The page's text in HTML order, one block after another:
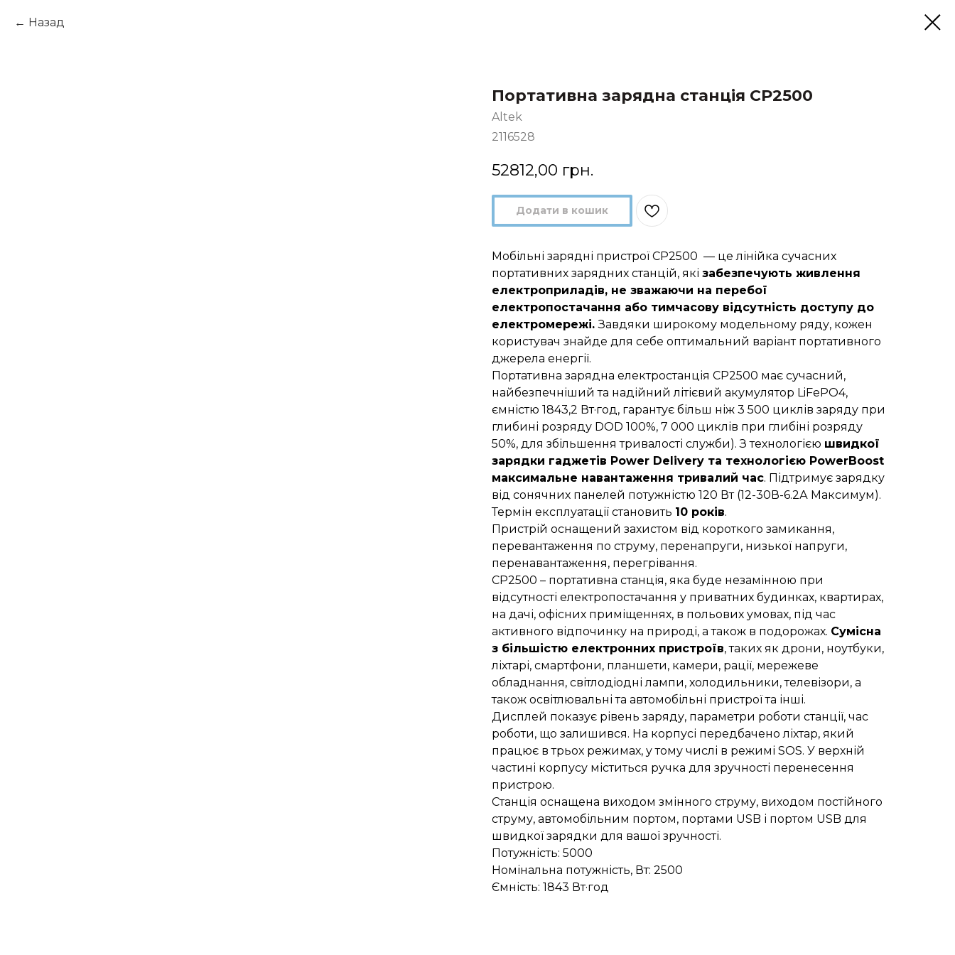
Назад
Портативна зарядна станція СР2500
Altek
2116528
52812,00 грн.
Додати в кошик
Мобільні зарядні пристрої СР2500 — це лінійка сучасних
портативних зарядних станцій, які забезпечують живлення
електроприладів, не зважаючи на перебої
електропостачання або тимчасову відсутність доступу до
електромережі.Завдяки широкому модельному ряду, кожен
користувач знайде для себе оптимальний варіант портативного
джерела енергії.
Портативна зарядна електростанція СР2500 має сучасний,
найбезпечніший та надійний літієвий акумулятор LiFePO4,
ємністю 1843,2 Вт·год, гарантує більш ніж 3 500 циклів заряду при
глибині розряду DOD 100%, 7 000 циклів при глибіні розряду
50%, для збільшення тривалості служби). З технологією швидкої
зарядки гаджетів Power Delivery та технологією PowerBoost
максимальне навантаження тривалий час. Підтримує зарядку
від сонячних панелей потужністю 120 Вт (12-30В-6.2А Максимум).
Термін експлуатації становить 10 років.
Пристрій оснащений захистом від короткого замикання,
перевантаження по струму, перенапруги, низької напруги,
перенавантаження, перегрівання.
СР2500 – портативна станція, яка буде незамінною при
відсутності електропостачання у приватних будинках, квартирах,
на дачі, офісних приміщеннях, в польових умовах, під час
активного відпочинку на природі, а також в подорожах. Сумісна
з більшістю електронних пристроїв, таких як дрони, ноутбуки,
ліхтарі, смартфони, планшети, камери, рації, мережеве
обладнання, світлодіодні лампи, холодильники, телевізори, а
також освітлювальні та автомобільні пристрої та інші.
Дисплей показує рівень заряду, параметри роботи станції, час
роботи, що залишився. На корпусі передбачено ліхтар, який
працює в трьох режимах, у тому числі в режимі SOS. У верхній
частині корпусу міститься ручка для зручності перенесення
пристрою.
Станція оснащена виходом змінного струму, виходом постійного
струму, автомобільним портом, портами USB і портом USB для
швидкої зарядки для вашої зручності.
Потужність: 5000
Номінальна потужність, Вт: 2500
Ємність: 1843 Вт·год